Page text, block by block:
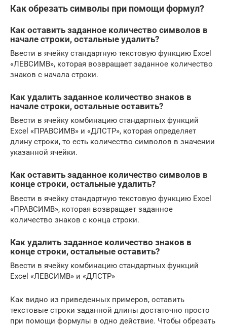
Как обрезать символы при помощи формул?
Как оставить заданное количество символов в
начале строки, остальные удалить?
Ввести в ячейку стандартную текстовую функцию Excel
«ЛЕВСИМВ», которая возвращает заданное количество
знаков с начала строки.
Как удалить заданное количество знаков в
начале строки, остальные оставить?
Ввести в ячейку комбинацию стандартных функций
Excel «ПРАВСИМВ» и «ДЛСТР», которая определяет
длину строки, то есть количество символов в значении
указанной ячейки.
Как оставить заданное количество символов в
конце строки, остальные удалить?
Ввести в ячейку стандартную текстовую функцию Excel
«ПРАВСИМВ», которая возвращает заданное
количество знаков с конца строки.
Как удалить заданное количество знаков в
конце строки, остальные оставить?
Ввести в ячейку комбинацию стандартных функций
Excel «ЛЕВСИМВ» и «ДЛСТР»
Как видно из приведенных примеров, оставить
текстовые строки заданной длины достаточно просто
при помощи формулы в одно действие. Чтобы обрезать